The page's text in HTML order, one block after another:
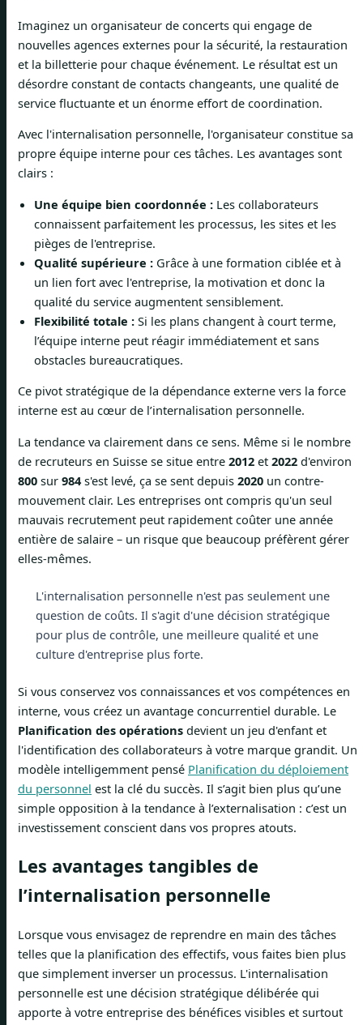
Imaginez un organisateur de concerts qui engage de
nouvelles agences externes pour la sécurité, la restauration
et la billetterie pour chaque événement. Le résultat est un
désordre constant de contacts changeants, une qualité de
service fluctuante et un énorme effort de coordination.
Avec l'internalisation personnelle, l'organisateur constitue sa
propre équipe interne pour ces tâches. Les avantages sont
clairs :
Une équipe bien coordonnée : Les collaborateurs
connaissent parfaitement les processus, les sites et les
pièges de l'entreprise.
Qualité supérieure : Grâce à une formation ciblée et à
un lien fort avec l'entreprise, la motivation et donc la
qualité du service augmentent sensiblement.
Flexibilité totale : Si les plans changent à court terme,
l’équipe interne peut réagir immédiatement et sans
obstacles bureaucratiques.
Ce pivot stratégique de la dépendance externe vers la force
interne est au cœur de l’internalisation personnelle.
La tendance va clairement dans ce sens. Même si le nombre
de recruteurs en Suisse se situe entre 2012 et 2022 d'environ
800 sur 984 s'est levé, ça se sent depuis 2020 un contre-
mouvement clair. Les entreprises ont compris qu'un seul
mauvais recrutement peut rapidement coûter une année
entière de salaire – un risque que beaucoup préfèrent gérer
elles-mêmes.
L'internalisation personnelle n'est pas seulement une
question de coûts. Il s'agit d'une décision stratégique
pour plus de contrôle, une meilleure qualité et une
culture d'entreprise plus forte.
Si vous conservez vos connaissances et vos compétences en
interne, vous créez un avantage concurrentiel durable. Le
Planification des opérations devient un jeu d'enfant et
l'identification des collaborateurs à votre marque grandit. Un
modèle intelligemment pensé Planification du déploiement
du personnel est la clé du succès. Il s’agit bien plus qu’une
simple opposition à la tendance à l’externalisation : c’est un
investissement conscient dans vos propres atouts.
Les avantages tangibles de
l’internalisation personnelle
Lorsque vous envisagez de reprendre en main des tâches
telles que la planification des effectifs, vous faites bien plus
que simplement inverser un processus. L'internalisation
personnelle est une décision stratégique délibérée qui
apporte à votre entreprise des bénéfices visibles et surtout